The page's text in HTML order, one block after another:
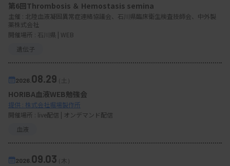
第6回Thrombosis ＆ Hemostasis semina
主催 : 北陸血液凝固異常症連絡協議会、石川県臨床衛生検査技師会、中外製
薬株式会社
開催場所 : 石川県 | WEB
遺伝子
2026. 08.29（土）
HORIBA血液WEB勉強会
提供 : 株式会社堀場製作所
開催場所 : live配信 | オンデマンド配信
血液
2026. 09.03（木）